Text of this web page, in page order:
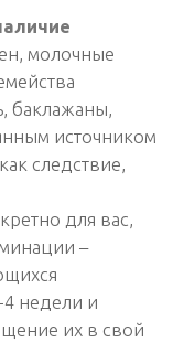
молочные
баклажаны,
источником
следствие,
для вас,
–
недели и
их в свой